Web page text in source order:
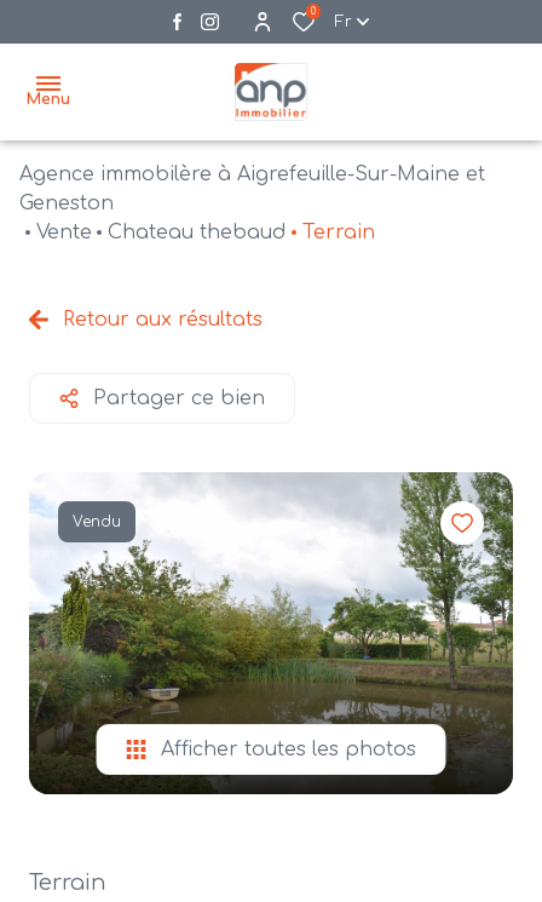
0
Fr
Menu
accueil
vente
agences
estimation
e-
mail
contact
Agence immobilère à Aigrefeuille-Sur-Maine et
Geneston
Vente
Chateau thebaud Terrain
Retour aux résultats
Partager ce bien
Vendu
Afficher toutes les photos
Terrain